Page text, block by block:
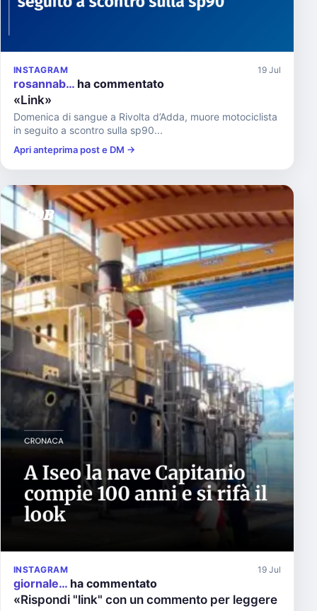
INSTAGRAM 19 Jul
rosannab… ha commentato
«Link»
Domenica di sangue a Rivolta d’Adda, muore motociclista
in seguito a scontro sulla sp90...
Apri anteprima post e DM →
INSTAGRAM 19 Jul
giornale… ha commentato
«Rispondi "link" con un commento per leggere